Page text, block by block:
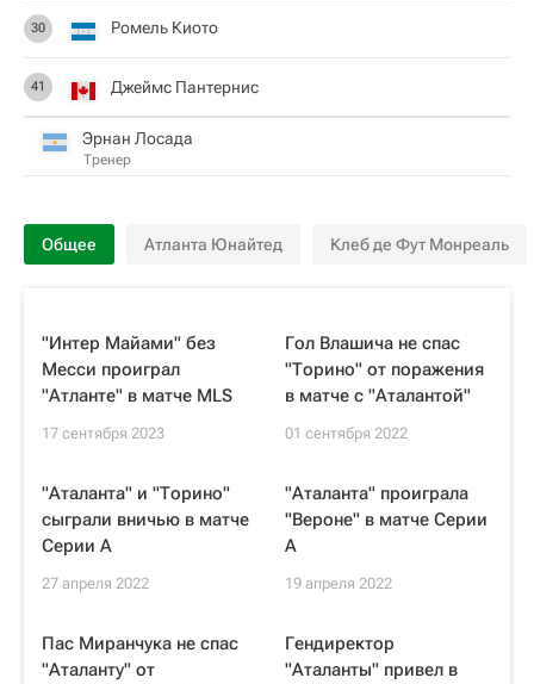
30 Ромель Киото
41 Джеймс Пантернис
Эрнан Лосада
Тренер
Общее Атланта Юнайтед Клеб де Фут Монреаль
"Интер Майами" без
Месси проиграл
"Атланте" в матче MLS
17 сентября 2023
Гол Влашича не спас
"Торино" от поражения
в матче с "Аталантой"
01 сентября 2022
"Аталанта" и "Торино"
сыграли вничью в матче
Серии A
27 апреля 2022
"Аталанта" проиграла
"Вероне" в матче Серии
А
19 апреля 2022
Пас Миранчука не спас
"Аталанту" от
Гендиректор
"Аталанты" привел в